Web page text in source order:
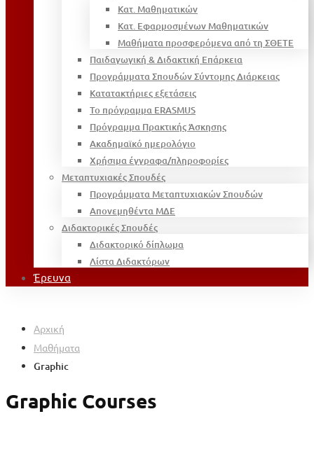
Κατ. Μαθηματικών
Κατ. Εφαρμοσμένων Μαθηματικών
Μαθήματα προσφερόμενα από τη ΣΘΕΤΕ
Παιδαγωγική & Διδακτική Επάρκεια
Προγράμματα Σπουδών Σύντομης Διάρκειας
Κατατακτήριες εξετάσεις
Το πρόγραμμα ERASMUS
Πρόγραμμα Πρακτικής Άσκησης
Ακαδημαϊκό ημερολόγιο
Χρήσιμα έγγραφα/πληροφορίες
Μεταπτυχιακές Σπουδές
Προγράμματα Μεταπτυχιακών Σπουδών
Απονεμηθέντα ΜΔΕ
Διδακτορικές Σπουδές
Διδακτορικό δίπλωμα
Λίστα Διδακτόρων
Έρευνα
Αρχική
Μαθήματα
Graphic
Graphic Courses